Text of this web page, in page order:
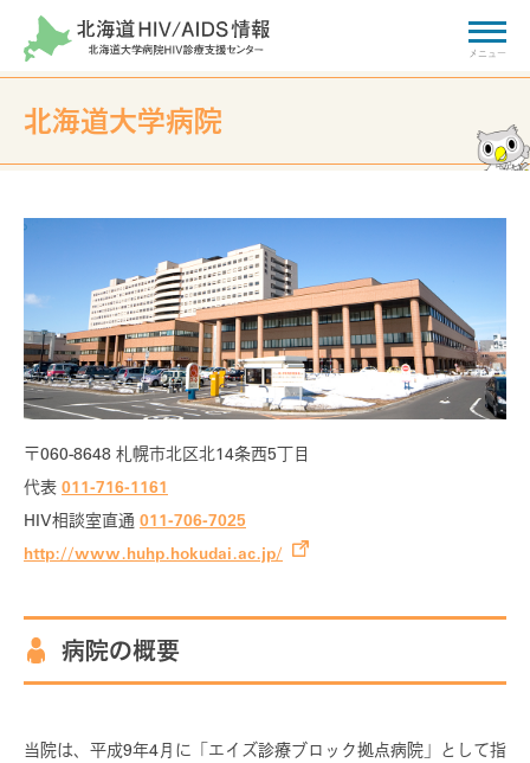
HIV/AIDSに関する
HIV基礎知識
Basic knowledge
HIV感染からエイズ発症まで
HIV治療について
患者さんの日常生活について
北海道大学病院
〒060-8648 札幌市北区北14条西5丁目
代表 011-716-1161
HIV相談室直通 011-706-7025
http://www.huhp.hokudai.ac.jp/
病院の概要
当院は、平成9年4月に「エイズ診療ブロック拠点病院」として指